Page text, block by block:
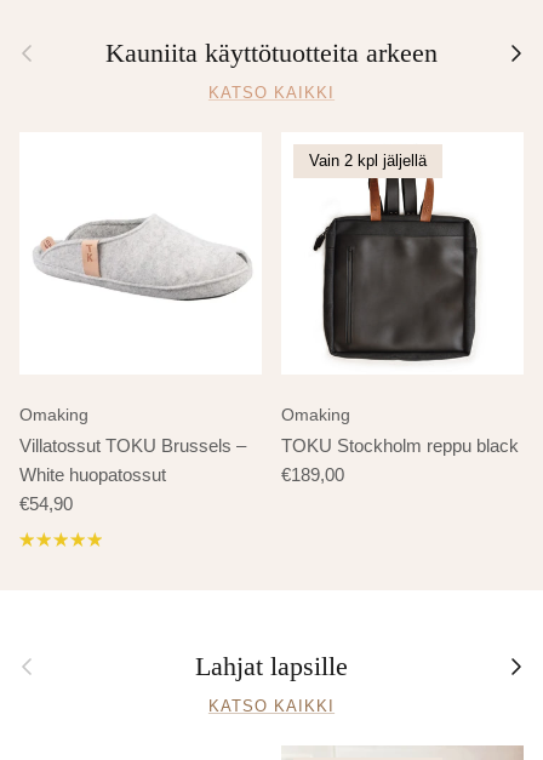
Edellinen Kauniita käyttötuotteita arkeen
KATSO KAIKKI
Omaking
Villatossut TOKU Brussels –
White huopatossut
€54,90
Vain 2 kpl jäljellä
Omaking
TOKU Stockholm reppu black
€189,00
Edellinen Lahjat lapsille
KATSO KAIKKI